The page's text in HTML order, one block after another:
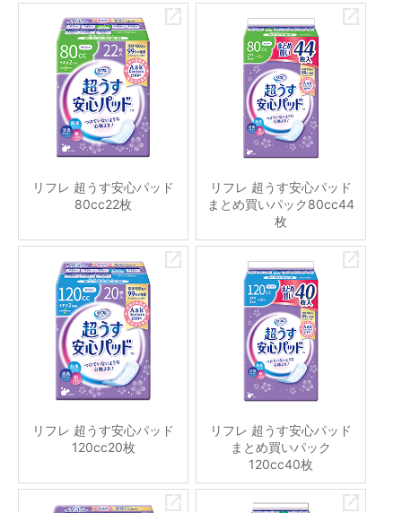
リフレ 超うす安心パッド
80cc22枚
リフレ 超うす安心パッド
まとめ買いパック80cc44
枚
リフレ 超うす安心パッド
120cc20枚
リフレ 超うす安心パッド
まとめ買いパック
120cc40枚